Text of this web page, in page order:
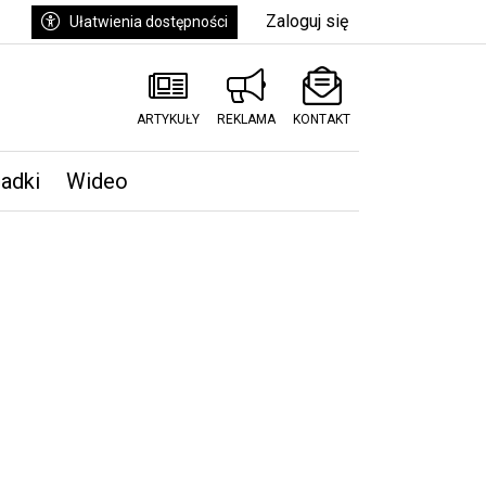
Ułatwienia dostępności Zaloguj się
ARTYKUŁY REKLAMA KONTAKT
Wideo